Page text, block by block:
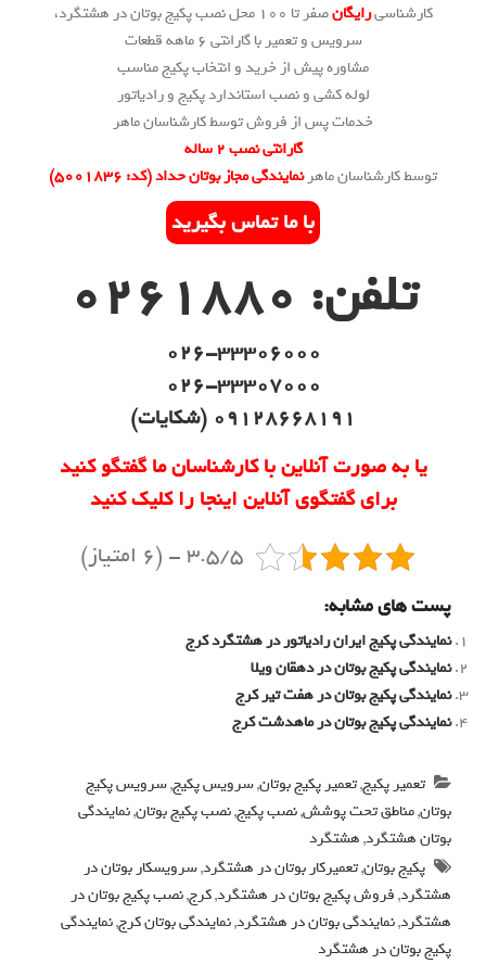
کارشناسیرایگانصفر تا 100 محل نصب پکیج بوتان در هشتگرد،
سرویس و تعمیر با گارانتی 6 ماهه قطعات
مشاوره پیش از خرید و انتخاب پکیج مناسب
لوله کشی و نصب استاندارد پکیج و رادیاتور
خدمات پس از فروش توسط کارشناسان ماهر
گارانتی نصب 2 ساله
توسط کارشناسان ماهرنمایندگی مجاز بوتان حداد (کد: ۵۰۰۱۸۳۶)
با ما تماس بگیرید
تلفن: 0261880
026-33306000
026-33307000
09128668191 (شکایات)
یا به صورت آنلاین با کارشناسان ما گفتگو کنید
برای گفتگوی آنلاین اینجا را کلیک کنید
3.5/5 - (6 امتیاز)
پست های مشابه:
نمایندگی پکیج ایران رادیاتور در هشتگرد کرج
نمایندگی پکیج بوتان در دهقان ویلا
نمایندگی پکیج بوتان در هفت تیر کرج
نمایندگی پکیج بوتان در ماهدشت کرج
تعمیر پکیج,تعمیر پکیج بوتان,سرویس پکیج,سرویس پکیج
بوتان,مناطق تحت پوشش,نصب پکیج,نصب پکیج بوتان,نمایندگی
بوتان هشتگرد,هشتگرد
پکیج بوتان,تعمیرکار بوتان در هشتگرد,سرویسکار بوتان در
هشتگرد,فروش پکیج بوتان در هشتگرد,کرج,نصب پکیج بوتان در
هشتگرد,نمایندگی بوتان در هشتگرد,نمایندگی بوتان کرج,نمایندگی
پکیج بوتان در هشتگرد